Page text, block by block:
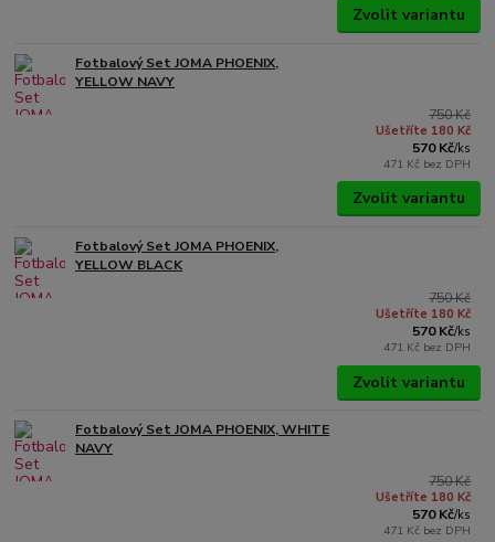
Zvolit variantu
Fotbalový Set JOMA PHOENIX,
YELLOW NAVY
750 Kč
Ušetříte 180 Kč
570 Kč/ks
471 Kč bez DPH
Zvolit variantu
Fotbalový Set JOMA PHOENIX,
YELLOW BLACK
750 Kč
Ušetříte 180 Kč
570 Kč/ks
471 Kč bez DPH
Zvolit variantu
Fotbalový Set JOMA PHOENIX, WHITE
NAVY
750 Kč
Ušetříte 180 Kč
570 Kč/ks
471 Kč bez DPH